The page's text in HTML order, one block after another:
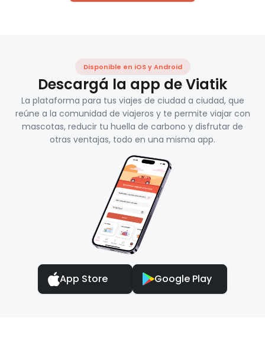
Disponible en iOS y Android
Descargá la app de Viatik
La plataforma para tus viajes de ciudad a ciudad, que
reúne a la comunidad de viajeros y te permite viajar con
mascotas, reducir tu huella de carbono y disfrutar de
otras ventajas, todo en una misma app.
App Store Google Play